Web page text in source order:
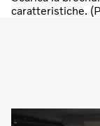
caratteristiche.